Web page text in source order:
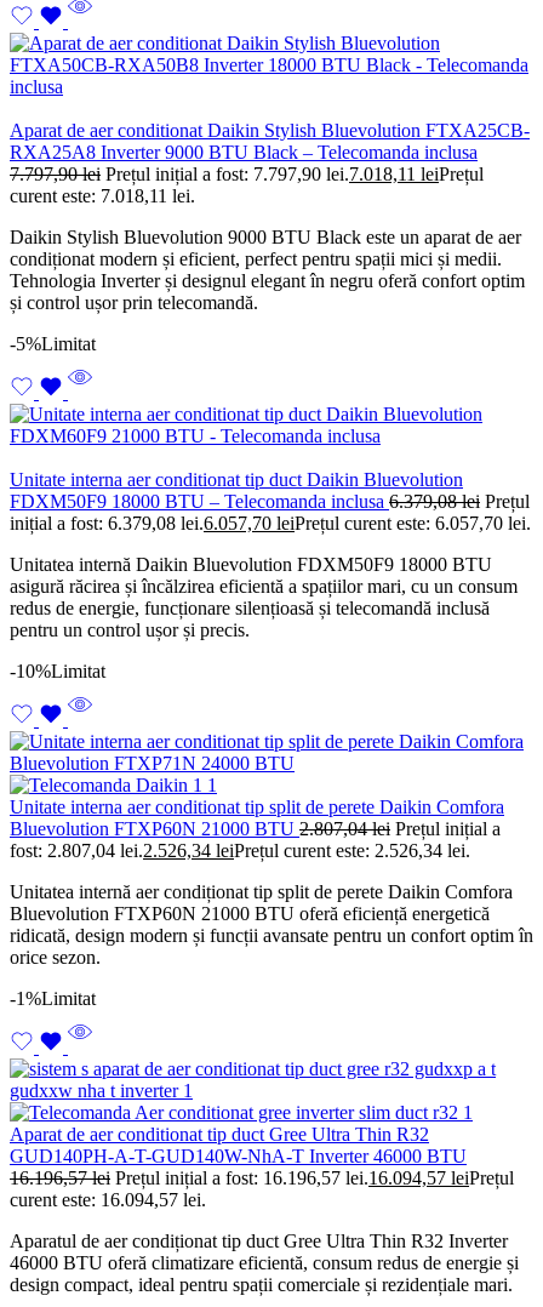
Aparat de aer conditionat Daikin Stylish Bluevolution FTXA25CB-
RXA25A8 Inverter 9000 BTU Black – Telecomanda inclusa
7.797,90lei Prețul inițial a fost: 7.797,90 lei.7.018,11 leiPrețul
curent este: 7.018,11 lei.
Daikin Stylish Bluevolution 9000 BTU Black este un aparat de aer
condiționat modern și eficient, perfect pentru spații mici și medii.
Tehnologia Inverter și designul elegant în negru oferă confort optim
și control ușor prin telecomandă.
-5%Limitat
Unitate interna aer conditionat tip duct Daikin Bluevolution
FDXM50F9 18000 BTU – Telecomanda inclusa 6.379,08lei Prețul
inițial a fost: 6.379,08 lei.6.057,70 leiPrețul curent este: 6.057,70 lei.
Unitatea internă Daikin Bluevolution FDXM50F9 18000 BTU
asigură răcirea și încălzirea eficientă a spațiilor mari, cu un consum
redus de energie, funcționare silențioasă și telecomandă inclusă
pentru un control ușor și precis.
-10%Limitat
Unitate interna aer conditionat tip split de perete Daikin Comfora
Bluevolution FTXP60N 21000 BTU 2.807,04lei Prețul inițial a
fost: 2.807,04 lei.2.526,34 leiPrețul curent este: 2.526,34 lei.
Unitatea internă aer condiționat tip split de perete Daikin Comfora
Bluevolution FTXP60N 21000 BTU oferă eficiență energetică
ridicată, design modern și funcții avansate pentru un confort optim în
orice sezon.
-1%Limitat
Aparat de aer conditionat tip duct Gree Ultra Thin R32
GUD140PH-A-T-GUD140W-NhA-T Inverter 46000 BTU
16.196,57lei Prețul inițial a fost: 16.196,57 lei.16.094,57 leiPrețul
curent este: 16.094,57 lei.
Aparatul de aer condiționat tip duct Gree Ultra Thin R32 Inverter
46000 BTU oferă climatizare eficientă, consum redus de energie și
design compact, ideal pentru spații comerciale și rezidențiale mari.